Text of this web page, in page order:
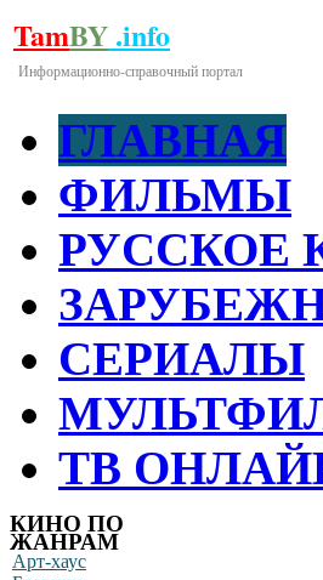
TamBY .info
Информационно-справочный портал
ГЛАВНАЯ
ФИЛЬМЫ
РУССКОЕ
СЕРИАЛЫ
ТВ
КИНО ПО
ЖАНРАМ
Арт-хаус